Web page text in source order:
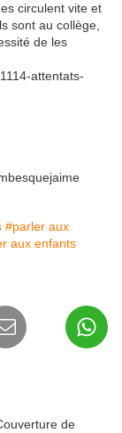
circulent vite et
sont au collège,
de les
attentats-
#parler aux
aux enfants